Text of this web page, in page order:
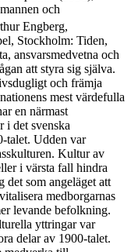
och
Engberg,
Stockholm: Tiden,
ansvarsmedvetna och
att styra sig själva.
och främja
mest värdefulla
en närmast
i det svenska
talet. Udden var
Kultur av
i värsta fall hindra
det som angeläget att
medborgarnas
levande befolkning.
yttringar var
delar av 1900-talet.